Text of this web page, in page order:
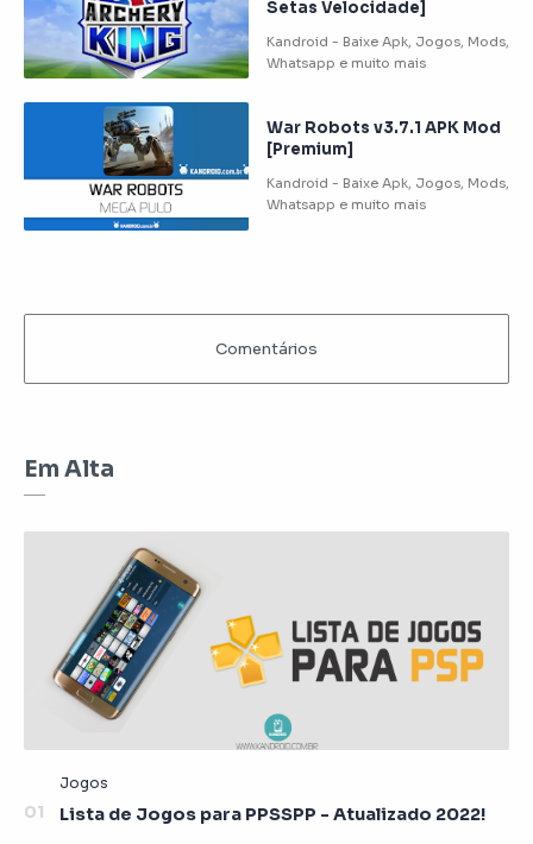
Setas Velocidade]
War Robots v3.7.1 APK Mod
[Premium]
Em Alta
Lista de Jogos para PPSSPP - Atualizado 2022!